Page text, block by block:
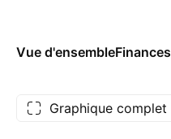
Vue d'ensembleFinances
Graphique complet